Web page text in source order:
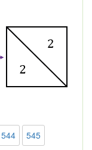
544 545